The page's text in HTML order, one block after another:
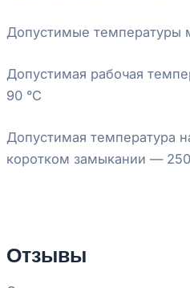
Допустимые температуры
Допустимая рабочая
90 °С
Допустимая температура
коротком замыкании —
Отзывы